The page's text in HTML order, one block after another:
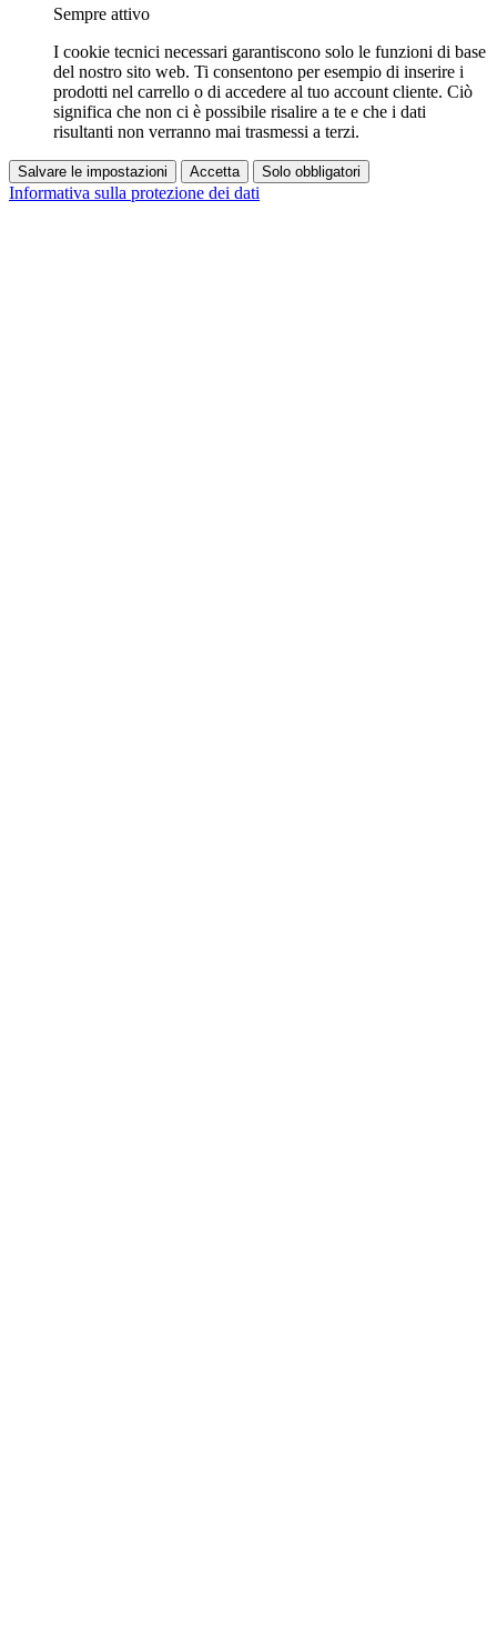
Sempre attivo
I cookie tecnici necessari garantiscono solo le funzioni di base
del nostro sito web. Ti consentono per esempio di inserire i
prodotti nel carrello o di accedere al tuo account cliente. Ciò
significa che non ci è possibile risalire a te e che i dati
risultanti non verranno mai trasmessi a terzi.
Salvare le impostazioni Accetta Solo obbligatori
Informativa sulla protezione dei dati